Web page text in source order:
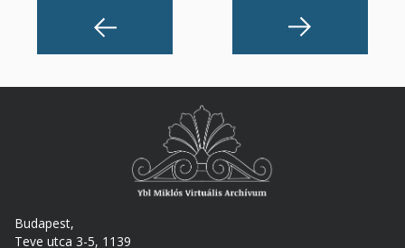
Budapest,
Teve utca 3-5, 1139